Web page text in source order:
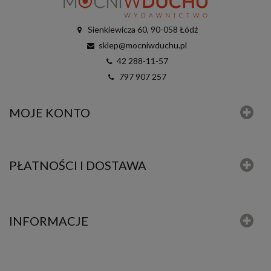
Sienkiewicza 60, 90-058 Łódź
sklep@mocniwduchu.pl
42 288-11-57
797 907 257
MOJE KONTO
PŁATNOŚCI I DOSTAWA
INFORMACJE